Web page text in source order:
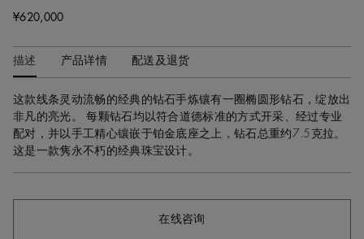
¥620,000
描述 产品详情 配送及退货
这款线条灵动流畅的经典的钻石手炼镶有一圈椭圆形钻石，绽放出
非凡的亮光。 每颗钻石均以符合道德标准的方式开采、经过专业
配对，并以手工精心镶嵌于铂金底座之上，钻石总重约7.5克拉。
这是一款隽永不朽的经典珠宝设计。
在线咨询